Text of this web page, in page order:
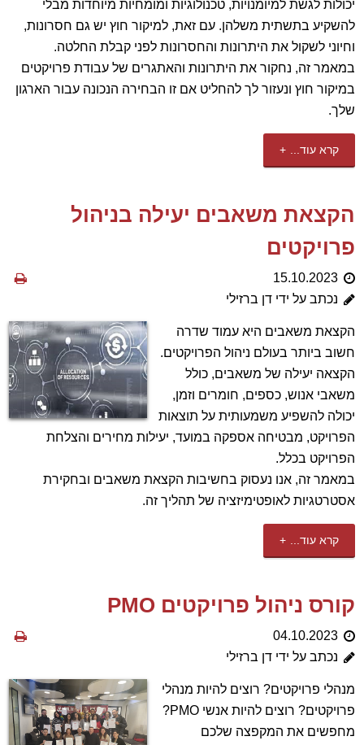
יכולות לגשת למיומנויות, טכנולוגיות ומומחיות מיוחדות מבלי
להשקיע בתשתית משלהן. עם זאת, למיקור חוץ יש גם חסרונות,
וחיוני לשקול את היתרונות והחסרונות לפני קבלת החלטה.
במאמר זה, נחקור את היתרונות והאתגרים של עבודת פרויקטים
במיקור חוץ ונעזור לך להחליט אם זו הבחירה הנכונה עבור הארגון
שלך.
קרא עוד...
הקצאת משאבים יעילה בניהול
פרויקטים
15.10.2023
נכתב על ידי דן ברזילי
הקצאת משאבים היא עמוד שדרה
חשוב ביותר בעולם ניהול הפרויקטים.
הקצאה יעילה של משאבים, כולל
משאבי אנוש, כספים, חומרים וזמן,
יכולה להשפיע משמעותית על תוצאות
הפרויקט, מבטיחה אספקה במועד, יעילות מחירים והצלחת
הפרויקט בכלל.
במאמר זה, אנו נעסוק בחשיבות הקצאת משאבים ובחקירת
אסטרטגיות לאופטימיזציה של תהליך זה.
קרא עוד...
קורס ניהול פרויקטים PMO
04.10.2023
נכתב על ידי דן ברזילי
מנהלי פרויקטים? רוצים להיות מנהלי
פרויקטים? רוצים להיות אנשי PMO?
מחפשים את המקפצה שלכם